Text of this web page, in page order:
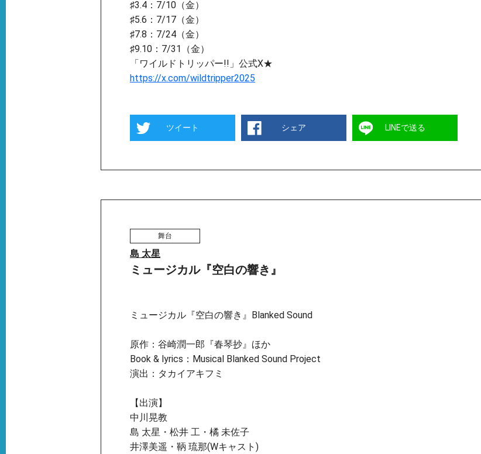
♯3.4：7/10（金）
♯5.6：7/17（金）
♯7.8：7/24（金）
♯9.10：7/31（金）
「ワイルドトリッパー!!」公式X★
https://x.com/wildtripper2025
ツイート シェア LINEで送る
舞台
島 太星
ミュージカル『空白の響き』
ミュージカル『空白の響き』Blanked Sound
原作：谷崎潤一郎『春琴抄』ほか
Book & lyrics：Musical Blanked Sound Project
演出：タカイアキフミ
【出演】
中川晃教
島 太星・松井 工・橘 未佐子
井澤美遥・鞆 琉那(Wキャスト)